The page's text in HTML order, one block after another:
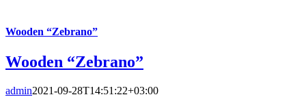
Wooden “Zebrano”
Wooden “Zebrano”
admin2021-09-28T14:51:22+03:00